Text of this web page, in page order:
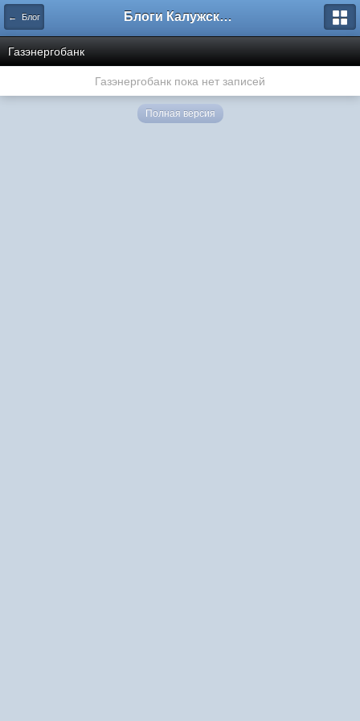
← Блог Блоги Калужского перекрестка
Газэнергобанк
Газэнергобанк пока нет записей
Полная версия